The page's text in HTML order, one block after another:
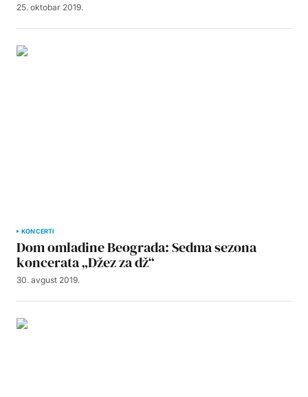
25. oktobar 2019.
KONCERTI
Dom omladine Beograda: Sedma sezona
koncerata „Džez za dž“
30. avgust 2019.